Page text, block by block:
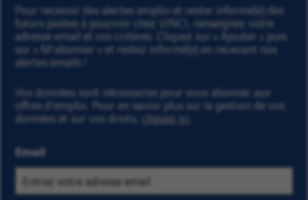
Pour recevoir des alertes emploi et rester informé(e) des
futurs postes à pourvoir chez VINCI, renseignez votre
adresse email et vos critères. Cliquez sur « Ajouter » puis
sur « M'abonner » et restez informé(e) en recevant nos
alertes emails !
Vos données sont nécessaires pour vous abonner aux
offres d’emploi. Pour en savoir plus sur la gestion de vos
données et sur vos droits, cliquez ici
Email